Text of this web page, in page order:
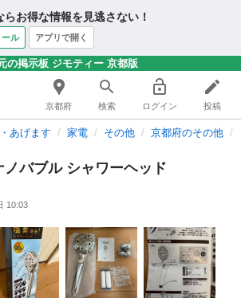
らお得な情報を見逃さない！
ール アプリで開く
の掲示板 ジモティー 京都版
京都府 検索 ログイン 投稿
あげます 家電 その他 京都府のその他
バブル シャワーヘッド
10:03